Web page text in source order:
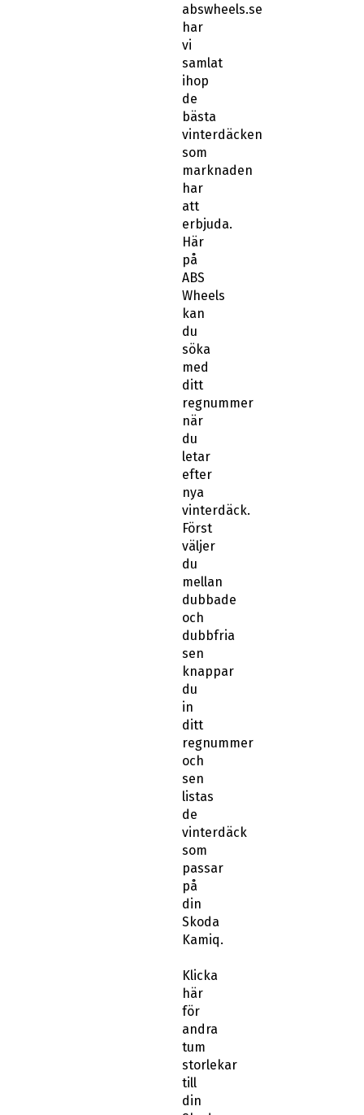
abswheels.se
har
vi
samlat
ihop
de
bästa
vinterdäcken
som
marknaden
har
att
erbjuda.
Här
på
ABS
Wheels
kan
du
söka
med
ditt
regnummer
när
du
letar
efter
nya
vinterdäck.
Först
väljer
du
mellan
dubbade
och
dubbfria
sen
knappar
du
in
ditt
regnummer
och
sen
listas
de
vinterdäck
som
passar
på
din
Skoda
Kamiq.
Klicka
här
för
andra
tum
storlekar
till
din